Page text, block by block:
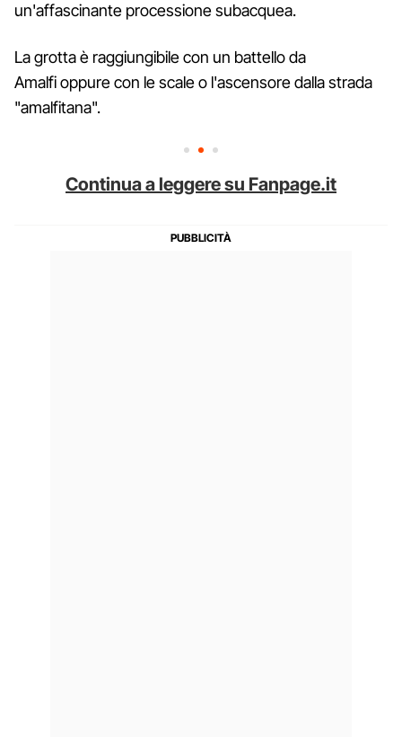
un'affascinante processione subacquea.
La grotta è raggiungibile con un battello da
Amalfi oppure con le scale o l'ascensore dalla strada
"amalfitana".
Continua a leggere su Fanpage.it